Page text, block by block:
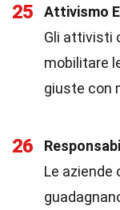
25
Attivismo
Gli attivisti
mobilitare
giuste con
26
Le aziende